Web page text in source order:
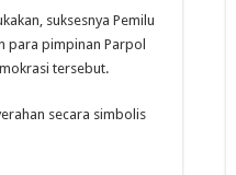
suksesnya Pemilu
para pimpinan Parpol
tersebut.
secara simbolis